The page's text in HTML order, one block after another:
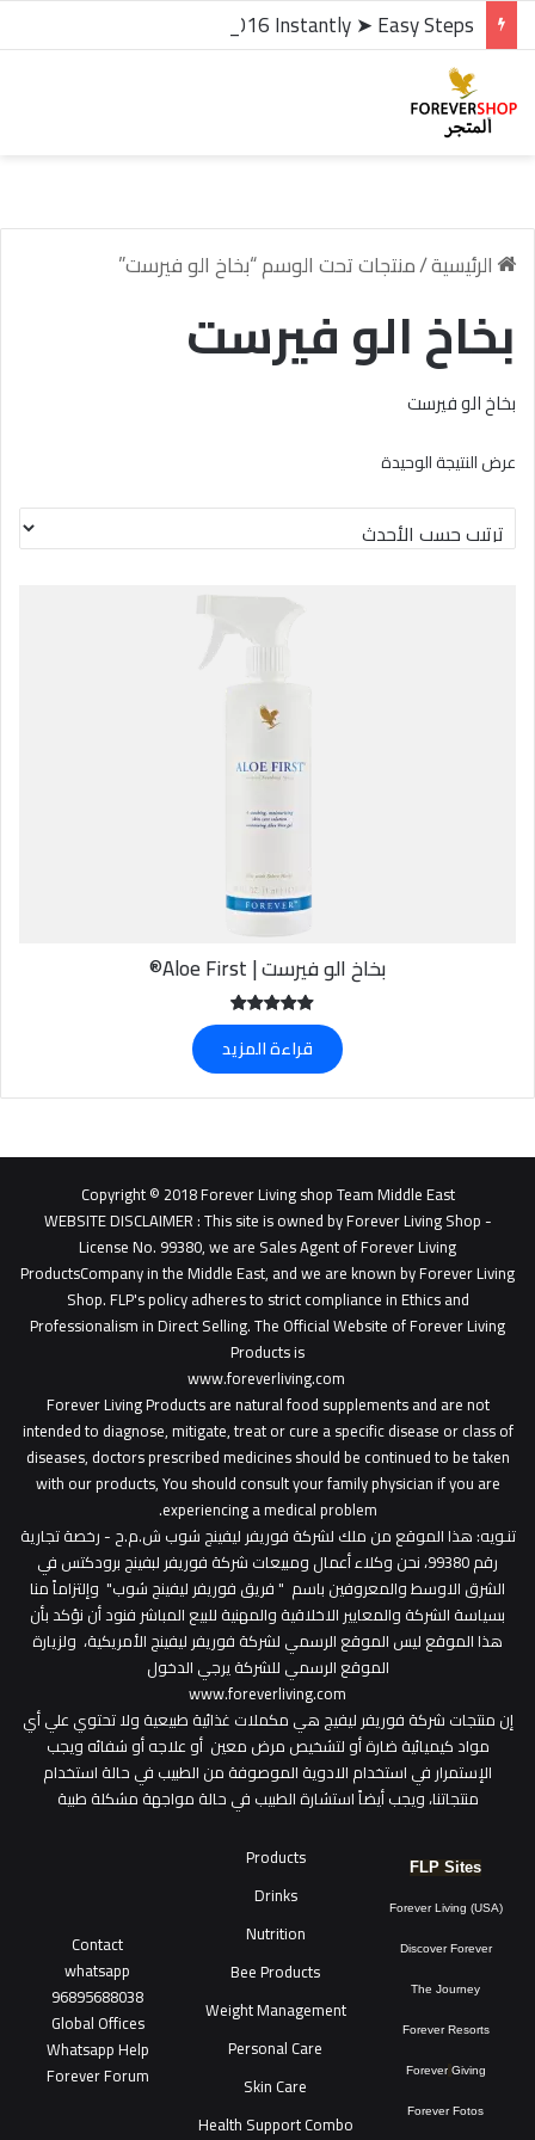
الرئيسية/منتجات تحت الوسم “بخاخ الو فيرست”
بخاخ الو فيرست
بخاخ الو فيرست
عرض النتيجة الوحيدة
بخاخ الو فيرست | Aloe First®
تم التقييم
5.00
قراءة المزيد
Copyright © 2018 Forever Living shop Team Middle East
WEBSITE DISCLAIMER: This site is owned by Forever Living Shop -
License No. 99380, we are Sales Agent of Forever Living
ProductsCompany in the Middle East, and we are known by Forever Living
Shop. FLP's policy adheres to strict compliance in Ethics and
Professionalism in Direct Selling. The Official Website of Forever Living
Products is
www.foreverliving.com
Forever Living Products are natural food supplements and are not
intended to diagnose, mitigate, treat or cure a specific disease or class of
diseases, doctors prescribed medicines should be continued to be taken
with our products, You should consult your family physician if you are
experiencing a medical problem.
تنـويه: هذا الموقع من ملك لشركة فوريفر ليفينج شوب ش.م.ح - رخصة تجارية
رقم 99380، نحن وكلاء أعمال ومبيعات شركة فوريفر لبفينج برودكتس في
الشرق الاوسط والمعروفين باسم " فريق فوريفر ليفينج شوب" وإلتزاماً منا
بسياسة الشركة والمعايير الاخلاقية والمهنية للبيع المباشر فنود أن نؤكد بأن
هذا الموقع ليس الموقع الرسمي لشركة فوريفر ليفينج الأمريكية، ولزيارة
الموقع الرسمي للشركة يرجي الدخول
www.foreverliving.com
​إن منتجات شركة فوريفر ليفيج هي مكملات غذائية طبيعية ولا تحتوي علي أي
مواد كيميائية ضارة أو لتشخيص مرض معين أو علاجه أو شفائه ويجب
الإستمرار في استخدام الادوية الموصوفة من الطبيب في حالة استخدام
منتجاتنا، ويجب أيضاً استشارة الطبيب في حالة مواجهة مشكلة طبية
FLP Sites
Forever Living (USA)
Discover Forever
The Journey
Forever Resorts
Forever Giving
Forever Fotos
Products
Drinks
Nutrition
Bee Products
Weight Management
Personal Care
Skin Care
Health Support Combo
Contact
whatsapp
96895688038
Global Offices
Whatsapp Help
Forever Forum